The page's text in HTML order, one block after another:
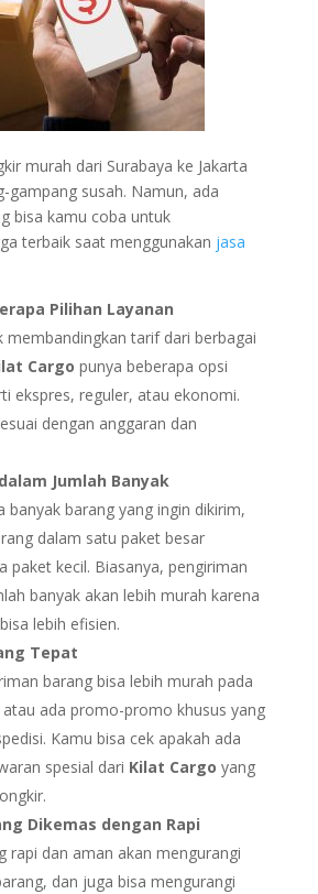
murah dari Surabaya ke Jakarta
gampang susah. Namun, ada
bisa kamu coba untuk
terbaik saat menggunakan jasa
Pilihan Layanan
membandingkan tarif dari berbagai
Cargo punya beberapa opsi
ekspres, reguler, atau ekonomi.
dengan anggaran dan
Jumlah Banyak
banyak barang yang ingin dikirim,
dalam satu paket besar
paket kecil. Biasanya, pengiriman
banyak akan lebih murah karena
lebih efisien.
Tepat
barang bisa lebih murah pada
ada promo-promo khusus yang
Kamu bisa cek apakah ada
spesial dari Kilat Cargo yang
Dikemas dengan Rapi
rapi dan aman akan mengurangi
dan juga bisa mengurangi